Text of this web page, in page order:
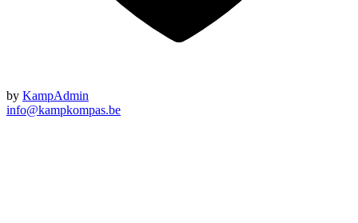
by KampAdmin
info@kampkompas.be